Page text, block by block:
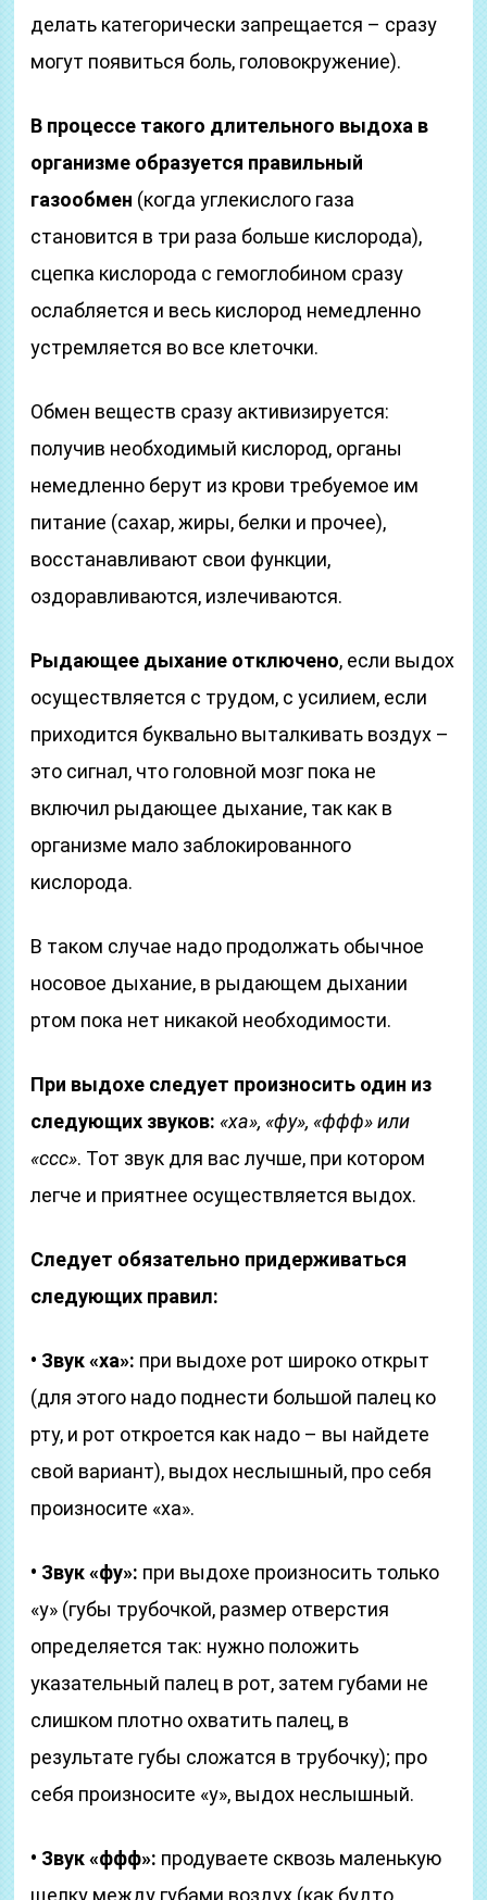
делать категорически запрещается – сразу
могут появиться боль, головокружение).
В процессе такого длительного выдоха в
организме образуется правильный
газообмен (когда углекислого газа
становится в три раза больше кислорода),
сцепка кислорода с гемоглобином сразу
ослабляется и весь кислород немедленно
устремляется во все клеточки.
Обмен веществ сразу активизируется:
получив необходимый кислород, органы
немедленно берут из крови требуемое им
питание (сахар, жиры, белки и прочее),
восстанавливают свои функции,
оздоравливаются, излечиваются.
Рыдающее дыхание отключено, если выдох
осуществляется с трудом, с усилием, если
приходится буквально выталкивать воздух –
это сигнал, что головной мозг пока не
включил рыдающее дыхание, так как в
организме мало заблокированного
кислорода.
В таком случае надо продолжать обычное
носовое дыхание, в рыдающем дыхании
ртом пока нет никакой необходимости.
При выдохе следует произносить один из
следующих звуков: «ха», «фу», «ффф» или
«ссс». Тот звук для вас лучше, при котором
легче и приятнее осуществляется выдох.
Следует обязательно придерживаться
следующих правил:
• Звук «ха»: при выдохе рот широко открыт
(для этого надо поднести большой палец ко
рту, и рот откроется как надо – вы найдете
свой вариант), выдох неслышный, про себя
произносите «ха».
• Звук «фу»: при выдохе произносить только
«у» (губы трубочкой, размер отверстия
определяется так: нужно положить
указательный палец в рот, затем губами не
слишком плотно охватить палец, в
результате губы сложатся в трубочку); про
себя произносите «у», выдох неслышный.
• Звук «ффф»: продуваете сквозь маленькую
щелку между губами воздух (как будто